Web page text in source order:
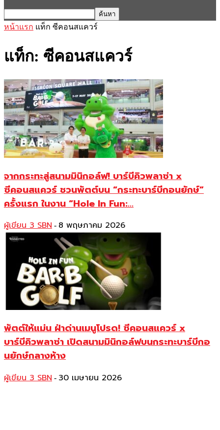
หน้าแรก แท็ก ซีคอนสแควร์
แท็ก: ซีคอนสแควร์
จากกระทะสู่สนามมินิกอล์ฟ! บาร์บีคิวพลาซ่า x
ซีคอนสแควร์ ชวนพัตต์บน “กระทะบาร์บีกอนยักษ์”
ครั้งแรก ในงาน “Hole In Fun:...
ผู้เขียน 3 SBN - 8 พฤษภาคม 2026
พัตต์ให้แม่น ฝ่าด่านเมนูโปรด! ซีคอนสแควร์ x
บาร์บีคิวพลาซ่า เปิดสนามมินิกอล์ฟบนกระทะบาร์บีกอ
นยักษ์กลางห้าง
ผู้เขียน 3 SBN - 30 เมษายน 2026